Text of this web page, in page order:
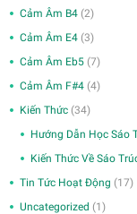
Cảm Âm B4 (2)
Cảm Âm E4 (3)
Cảm Âm Eb5 (7)
Cảm Âm F#4 (4)
Kiến Thức (34)
Hướng Dẫn Học Sáo
Kiến Thức Về Sáo
Tin Tức Hoạt Động (17)
Uncategorized (1)